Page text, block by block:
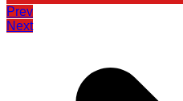
Prev
Next